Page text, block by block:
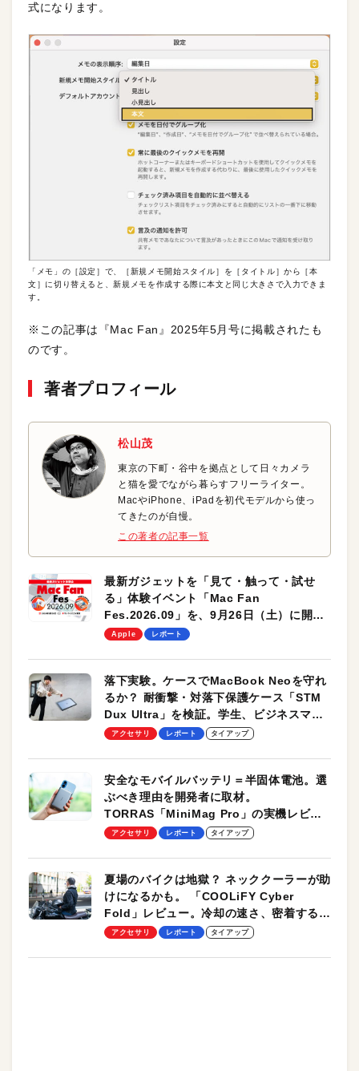
式になります。
「メモ」の［設定］で、［新規メモ開始スタイル］を［タイトル］から［本
文］に切り替えると、新規メモを作成する際に本文と同じ大きさで入力できま
す。
※この記事は『Mac Fan』2025年5月号に掲載されたも
のです。
著者プロフィール
松山茂
東京の下町・谷中を拠点として日々カメラ
と猫を愛でながら暮らすフリーライター。
MacやiPhone、iPadを初代モデルから使っ
てきたのが自慢。
この著者の記事一覧
最新ガジェットを「見て・触って・試せ
る」体験イベント「Mac Fan
Fes.2026.09」を、9月26日（土）に開催
します！
Apple レポート
落下実験。ケースでMacBook Neoを守れ
るか？ 耐衝撃・対落下保護ケース「STM
Dux Ultra」を検証。学生、ビジネスマン
のモバイルユースに最適！
アクセサリ レポート タイアップ
安全なモバイルバッテリ＝半固体電池。選
ぶべき理由を開発者に取材。
TORRAS「MiniMag Pro」の実機レビュ
ーも
アクセサリ レポート タイアップ
夏場のバイクは地獄？ ネッククーラーが助
けになるかも。 「COOLiFY Cyber
Fold」レビュー。冷却の速さ、密着する冷
却プレート、シンプルな操作性がグッド！
アクセサリ レポート タイアップ